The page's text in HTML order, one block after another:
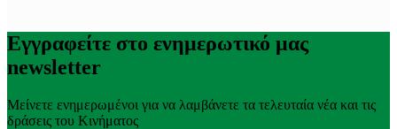
Εγγραφείτε στο ενημερωτικό μας
newsletter
Μείνετε ενημερωμένοι για να λαμβάνετε τα τελευταία νέα και τις
δράσεις του Κινήματος